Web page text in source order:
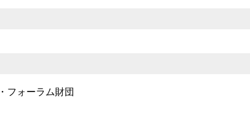
フォーラム財団